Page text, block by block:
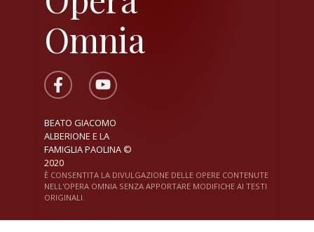
Omnia
BEATO GIACOMO
ALBERIONE E LA
FAMIGLIA PAOLINA ©
2020
È CONSENTITA LA DIVULGAZIONE DELLE OPERE CONTENUTE
NELL'OPERA OMNIA SENZA APPORTARE MODIFICHE AI TESTI
ORIGINALI.